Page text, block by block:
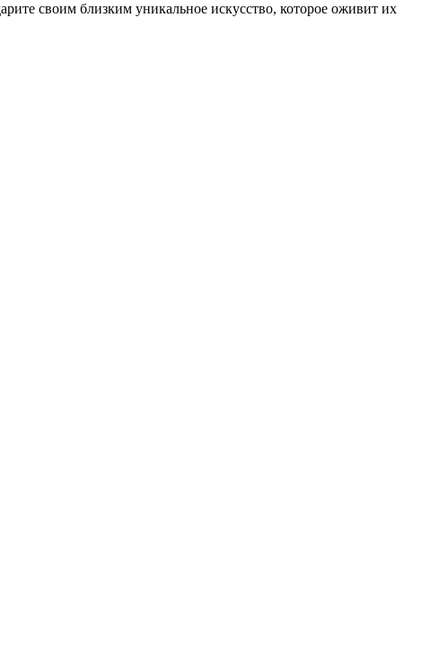
своим близким уникальное искусство, которое оживит их